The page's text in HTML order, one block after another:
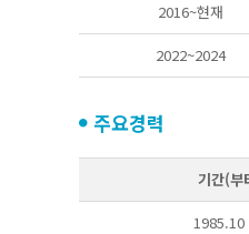
2016~현재
2022~2024
주요경력
기간(부
1985.10